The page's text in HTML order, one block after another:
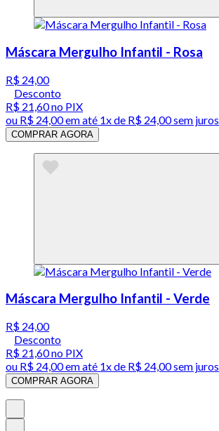
Máscara Mergulho Infantil - Rosa
R$ 24,00
Desconto
R$ 21,60no PIX
ou R$ 24,00em até 1x de R$ 24,00sem juros
COMPRAR AGORA
Máscara Mergulho Infantil - Verde
R$ 24,00
Desconto
R$ 21,60no PIX
ou R$ 24,00em até 1x de R$ 24,00sem juros
COMPRAR AGORA